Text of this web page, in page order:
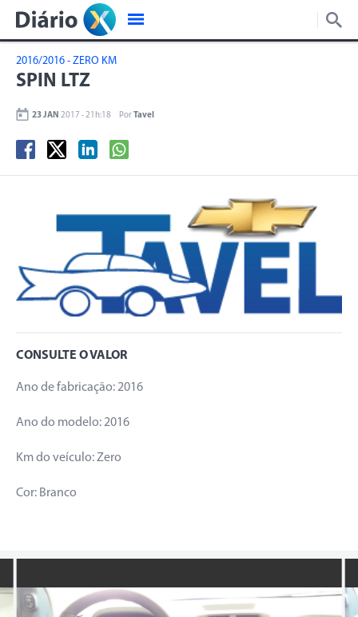
2016/2016 - ZERO KM
SPIN LTZ
23 JAN 2017 - 21h:18 PorTavel
CONSULTE O VALOR
Ano de fabricação: 2016
Ano do modelo: 2016
Km do veículo: Zero
Cor: Branco